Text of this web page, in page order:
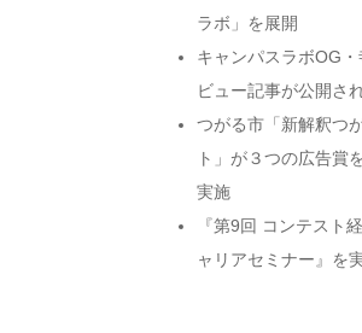
ラボ」を展開
キャンパスラボOG
ビュー記事が公開さ
つがる市「新解釈つ
ト」が３つの広告賞
実施
『第9回 コンテスト
ャリアセミナー』を